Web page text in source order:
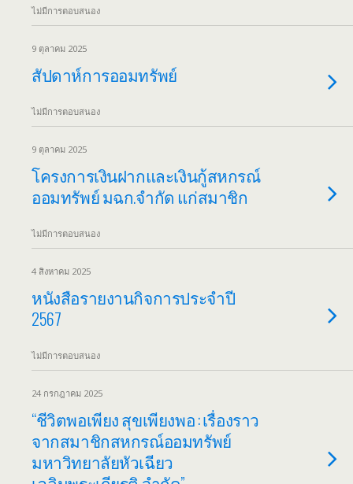
ไม่มีการตอบสนอง
9 ตุลาคม 2025
สัปดาห์การออมทรัพย์
ไม่มีการตอบสนอง
9 ตุลาคม 2025
โครงการเงินฝากและเงินกู้สหกรณ์
ออมทรัพย์ มฉก.จำกัด แก่สมาชิก
ไม่มีการตอบสนอง
4 สิงหาคม 2025
หนังสือรายงานกิจการประจำปี
2567
ไม่มีการตอบสนอง
24 กรกฎาคม 2025
“ชีวิตพอเพียง สุขเพียงพอ : เรื่องราว
จากสมาชิกสหกรณ์ออมทรัพย์
มหาวิทยาลัยหัวเฉียว